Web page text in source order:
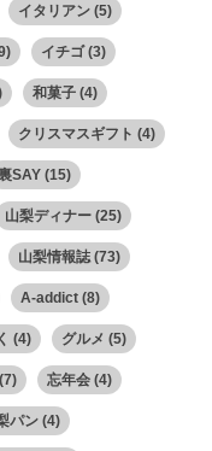
イタリアン(5)
イチゴ(3)
和菓子(4)
クリスマスギフト (4)
SAY(15)
山梨ディナー(25)
山梨情報誌(73)
A-addict(8)
(4) グルメ (5)
忘年会(4)
パン(4)